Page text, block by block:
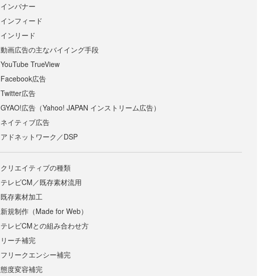
インバナー
インフィード
インリード
動画広告の主なバイイング手段
YouTube TrueView
Facebook広告
Twitter広告
GYAO!広告（Yahoo! JAPAN インストリーム広告）
ネイティブ広告
アドネットワーク／DSP
クリエイティブの種類
テレビCM／既存素材流用
既存素材加工
新規制作（Made for Web）
テレビCMとの組み合わせ方
リーチ補完
フリークエンシー補完
態度変容補完